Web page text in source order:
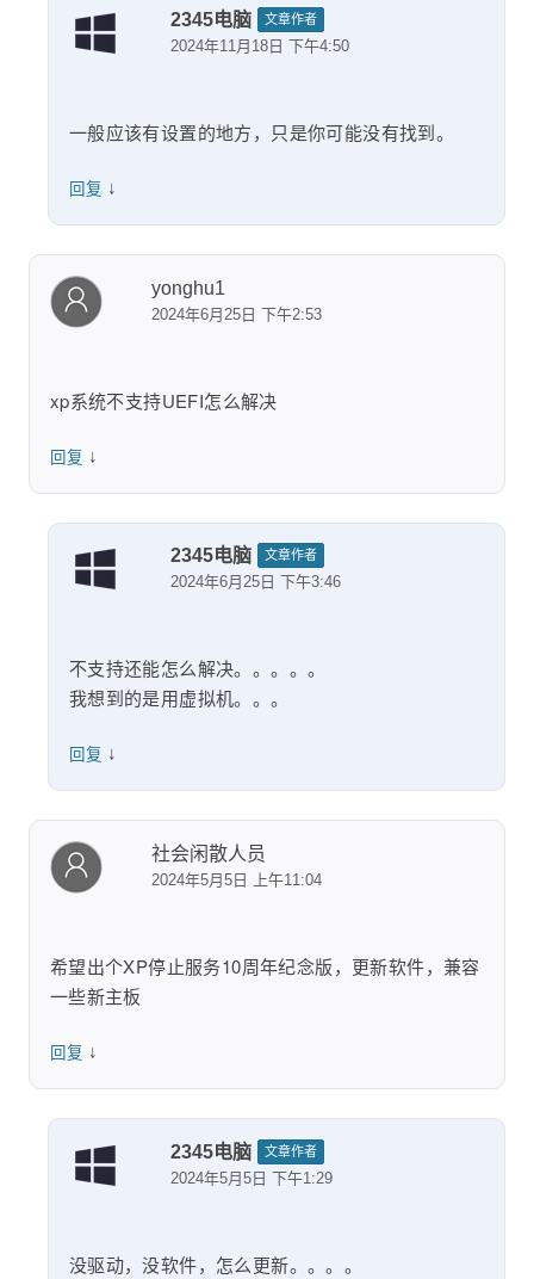
2345电脑 文章作者
2024年11月18日 下午4:50
一般应该有设置的地方，只是你可能没有找到。
回复 ↓
yonghu1
2024年6月25日 下午2:53
xp系统不支持UEFI怎么解决
回复 ↓
2345电脑 文章作者
2024年6月25日 下午3:46
不支持还能怎么解决。。。。。
我想到的是用虚拟机。。。
回复 ↓
社会闲散人员
2024年5月5日 上午11:04
希望出个XP停止服务10周年纪念版，更新软件，兼容
一些新主板
回复 ↓
2345电脑 文章作者
2024年5月5日 下午1:29
没驱动，没软件，怎么更新。。。。